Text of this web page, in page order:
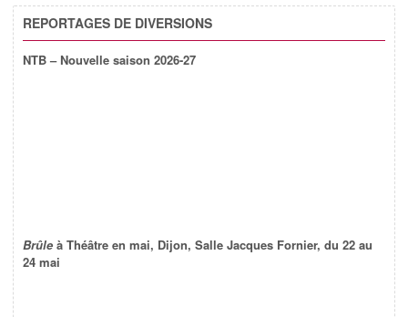
REPORTAGES DE DIVERSIONS
NTB – Nouvelle saison 2026-27
Brûle à Théâtre en mai, Dijon, Salle Jacques Fornier, du 22 au
24 mai